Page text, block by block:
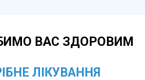
ВАС ЗДОРОВИМ
ЛІКУВАННЯ